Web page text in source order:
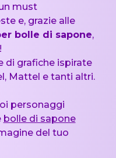
must
e, grazie alle
bolle di sapone,
di grafiche ispirate
Mattel e tanti altri.
personaggi
bolle di sapone
del tuo